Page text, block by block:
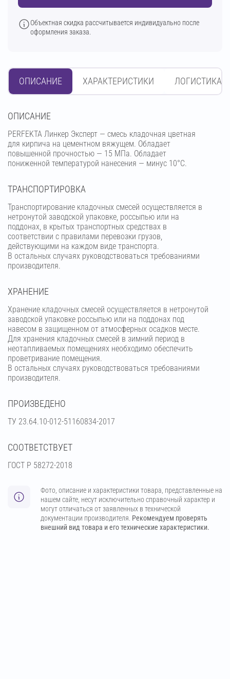
Объектная скидка рассчитывается индивидуально после
оформления заказа.
ОПИСАНИЕ ХАРАКТЕРИСТИКИ ЛОГИСТИКА
OПИСАНИЕ
PERFEKTA Линкер Эксперт — смесь кладочная цветная
для кирпича на цементном вяжущем. Обладает
повышенной прочностью — 15 МПа. Обладает
пониженной температурой нанесения — минус 10°С.
ТРАНСПОРТИРОВКА
Транспортирование кладочных смесей осуществляется в
нетронутой заводской упаковке, россыпью или на
поддонах, в крытых транспортных средствах в
соответствии с правилами перевозки грузов,
действующими на каждом виде транспорта.
В остальных случаях руководствоваться требованиями
производителя.
ХРАНЕНИЕ
Хранение кладочных смесей осуществляется в нетронутой
заводской упаковке россыпью или на поддонах под
навесом в защищенном от атмосферных осадков месте.
Для хранения кладочных смесей в зимний период в
неотапливаемых помещениях необходимо обеспечить
проветривание помещения.
В остальных случаях руководствоваться требованиями
производителя.
ПРОИЗВЕДЕНО
ТУ 23.64.10-012-51160834-2017
СООТВЕТСТВУЕТ
ГОСТ Р 58272-2018
Фото, описание и характеристики товара, представленные на
нашем сайте, несут исключительно справочный характер и
могут отличаться от заявленных в технической
документации производителя. Рекомендуем проверять
внешний вид товара и его технические характеристики.